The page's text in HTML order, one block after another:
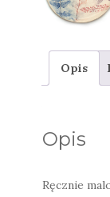
Opis
Opis
Ręcznie